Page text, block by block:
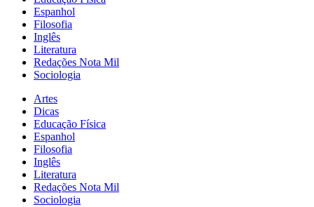
Espanhol
Filosofia
Inglês
Literatura
Redações Nota Mil
Sociologia
Artes
Dicas
Educação Física
Espanhol
Filosofia
Inglês
Literatura
Redações Nota Mil
Sociologia